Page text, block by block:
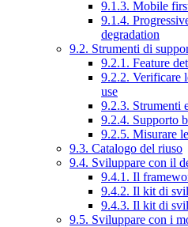
9.1.3. Mobile
9.1.4.
degradation
9.2. Strumenti di
9.2.1. Feature
9.2.2. Verificare
use
9.2.3. Strumenti
9.2.4. Supporto
9.2.5. Misurare
9.3. Catalogo del riuso
9.4. Sviluppare con il
9.4.1. Il
9.4.2. Il kit di
9.4.3. Il kit di
9.5. Sviluppare con i